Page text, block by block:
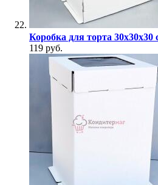
Коробка для торта 30х30х30
119 руб.